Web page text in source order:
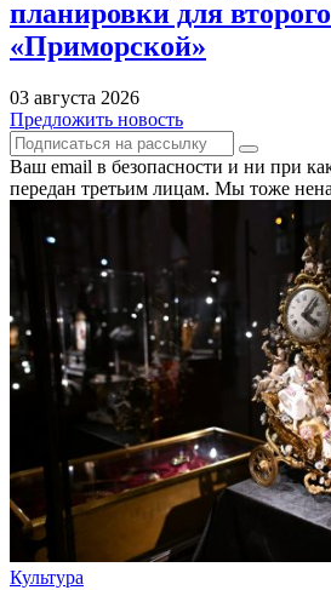
планировки для
«Приморской»
03 августа 2026
Предложить новость
Ваш email в безопасности и ни при
передан третьим лицам. Мы тоже
Культура